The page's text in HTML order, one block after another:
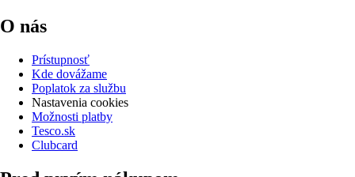
O nás
Prístupnosť
Kde dovážame
Poplatok za službu
Nastavenia cookies
Možnosti platby
Tesco.sk
Clubcard